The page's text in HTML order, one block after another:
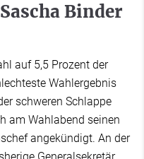
Binder
auf 5,5 Prozent der
Wahlergebnis
schweren Schlappe
am Wahlabend seinen
angekündigt. An der